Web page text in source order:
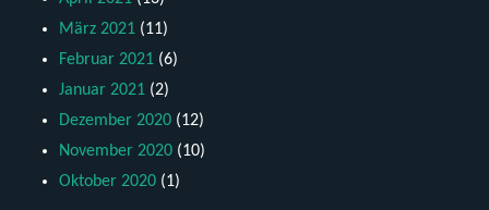
März 2021 (11)
Februar 2021 (6)
Januar 2021 (2)
Dezember 2020 (12)
November 2020 (10)
Oktober 2020 (1)